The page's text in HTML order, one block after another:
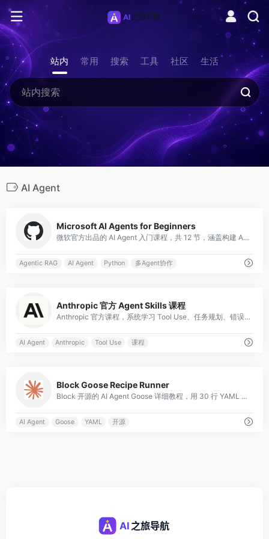
站内 常用 搜索 工具 社区 生活
AI Agent
Microsoft AI Agents for Beginners
微软官方出品的 AI Agent 入门课程，共 12 节，涵盖构建 AI Agent 的全部基础知识。课程使用 Microsoft Agent Framework 与 Azure AI Foundry Agent Service V2，包含
Agentic RAG AI Agent Python 多Agent协作
Anthropic 官方 Agent Skills 课程
Anthropic 官方课程，系统学习 Tool Use、任务规划、错误恢复等 Agent 核心技能。
AI Agent Anthropic Tool Use 课程
Block Goose Recipe Runner
Block 开源的 AI Agent Goose 详细教程，用 30 行 YAML 定义 Agent 工作流。
AI Agent Goose YAML 开源